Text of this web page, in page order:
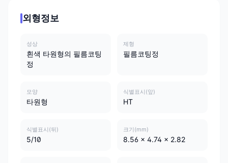
외형정보
성상
흰색 타원형의 필름코팅
정
제형
필름코팅정
모양
타원형
식별표시(앞)
HT
식별표시(뒤)
5/10
크기(mm)
8.56 x 4.74 x 2.82